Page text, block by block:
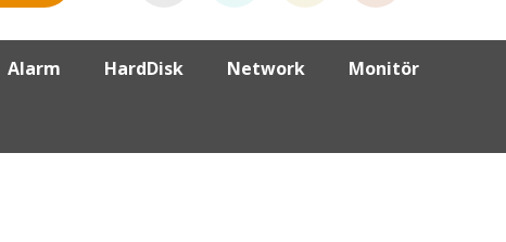
Alarm HardDisk Network Monitör